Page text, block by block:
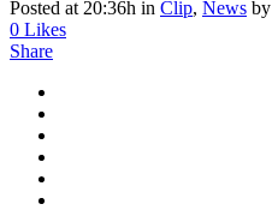
Posted at 20:36h in Clip, News by
0 Likes
Share